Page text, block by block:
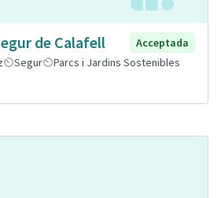
de Calafell
Acceptada
Segur
Parcs i Jardins Sostenibles